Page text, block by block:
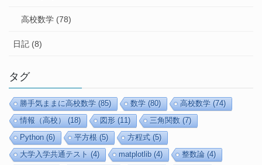
高校数学 (78)
日記 (8)
タグ
勝手気ままに高校数学 (85) 数学 (80) 高校数学 (74)
情報（高校）
(18) 図形 (11) 三角関数 (7)
Python (6) 平方根 (5) 方程式 (5)
大学入学共通テスト (4) matplotlib (4) 整数論 (4)